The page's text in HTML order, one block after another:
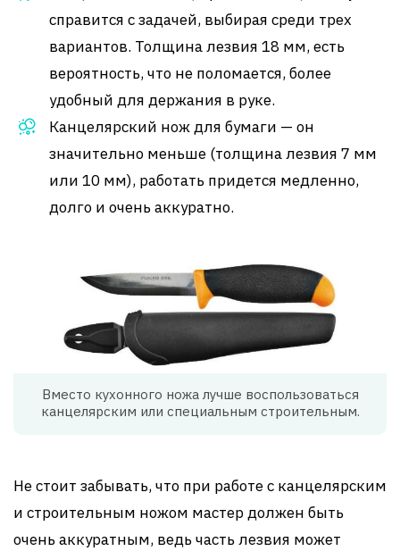
справится с задачей, выбирая среди трех
вариантов. Толщина лезвия 18 мм, есть
вероятность, что не поломается, более
удобный для держания в руке.
Канцелярский нож для бумаги — он
значительно меньше (толщина лезвия 7 мм
или 10 мм), работать придется медленно,
долго и очень аккуратно.
Вместо кухонного ножа лучше воспользоваться
канцелярским или специальным строительным.
Не стоит забывать, что при работе с канцелярским
и строительным ножом мастер должен быть
очень аккуратным, ведь часть лезвия может